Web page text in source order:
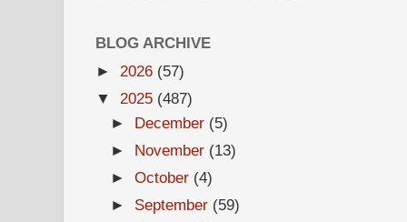
BLOG ARCHIVE
► 2026 (57)
▼ 2025 (487)
► December (5)
► November (13)
►October (4)
► September (59)